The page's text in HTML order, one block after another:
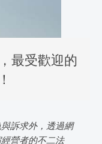
最受歡迎的
訴求外，透過網
營者的不二法